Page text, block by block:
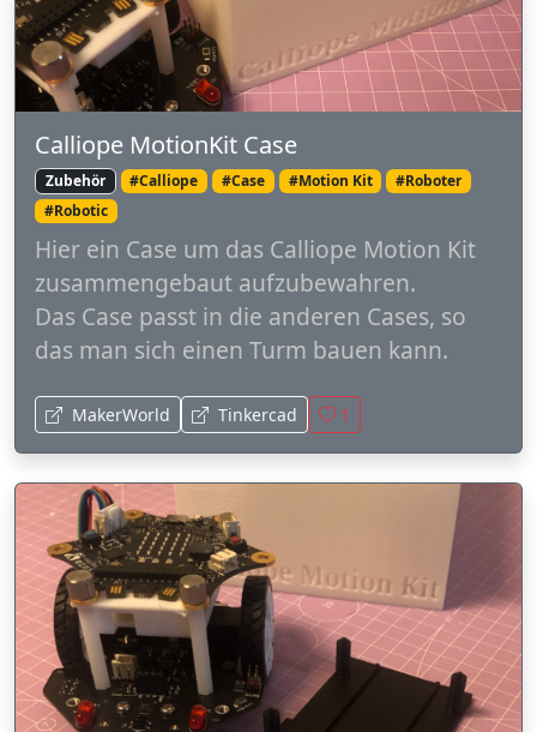
Calliope MotionKit Case
Zubehör #Calliope #Case #Motion Kit
#Roboter
#Robotic
Hier ein Case um das Calliope Motion Kit
zusammengebaut aufzubewahren.
Das Case passt in die anderen Cases, so
das man sich einen Turm bauen kann.
MakerWorld Tinkercad 1